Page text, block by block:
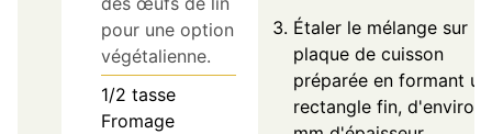
pour une option
végétalienne.
1/2 tasse
Fromage
Étaler le mélange sur la
plaque de cuisson
préparée en formant un
rectangle fin, d'environ